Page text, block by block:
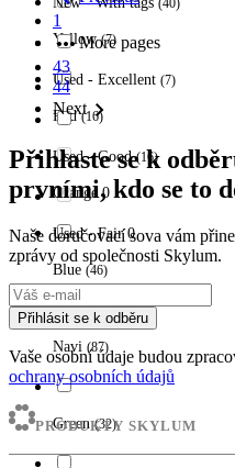
Yellow (7)
Red (16)
Orange 0
Blue (46)
Navi (87)
Green (32)
(40)
Used - Excellent (7)
Used - Good (16)
Used - Fair 0
1
more_horizMore pages
43
44
Nextchevron_right
Přihlaste se k
prvními, kdo se to
Naše doručovací sova vám
zprávy od společnosti Skylum.
Přihlásit se k odběru
Vaše osobní údaje budou
ochrany osobních údajů
PRODUKTY SKYLUM